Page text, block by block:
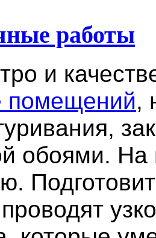
работы
и
помещений,
обоями.